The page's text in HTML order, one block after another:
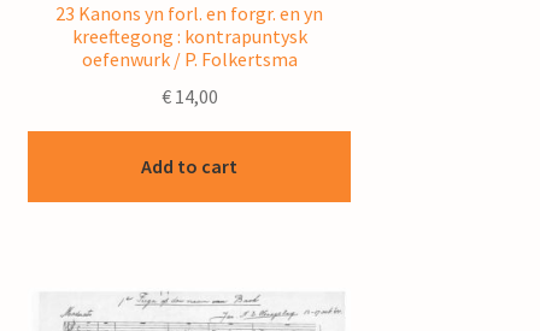
23 Kanons yn forl. en forgr. en yn
kreeftegong : kontrapuntysk
oefenwurk / P. Folkertsma
€14,00
Add to cart